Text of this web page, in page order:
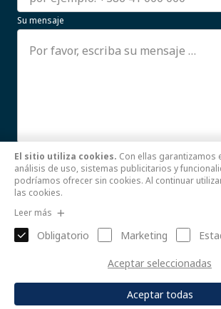
Su mensaje
Estoy de acuerdo con el uso de mis
Leer más
Zottel d. o. o. |Pravilnik o zasebnosti
El sitio utiliza cookies. Con ellas garantizamos
análisis de uso, sistemas publicitarios y
podríamos ofrecer sin cookies. Al continuar
las cookies.
Leer más
Obligatorio Marketing
Aceptar seleccionadas
Aceptar todas